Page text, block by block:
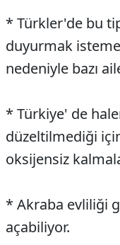
* Türkler'de bu
duyurmak
nedeniyle bazı
* Türkiye' de
düzeltilmediği
oksijensiz
* Akraba evliliği
açabiliyor.